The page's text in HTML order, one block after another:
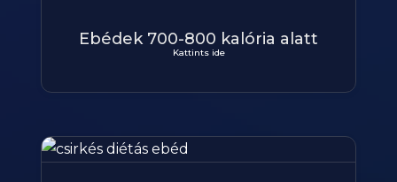
Ebédek 700-800 kalória alatt
Kattints ide